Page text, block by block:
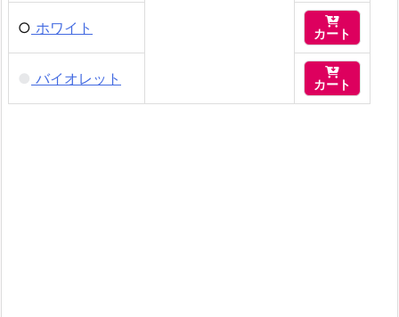
○ ホワイト

カート
● バイオレット

カート